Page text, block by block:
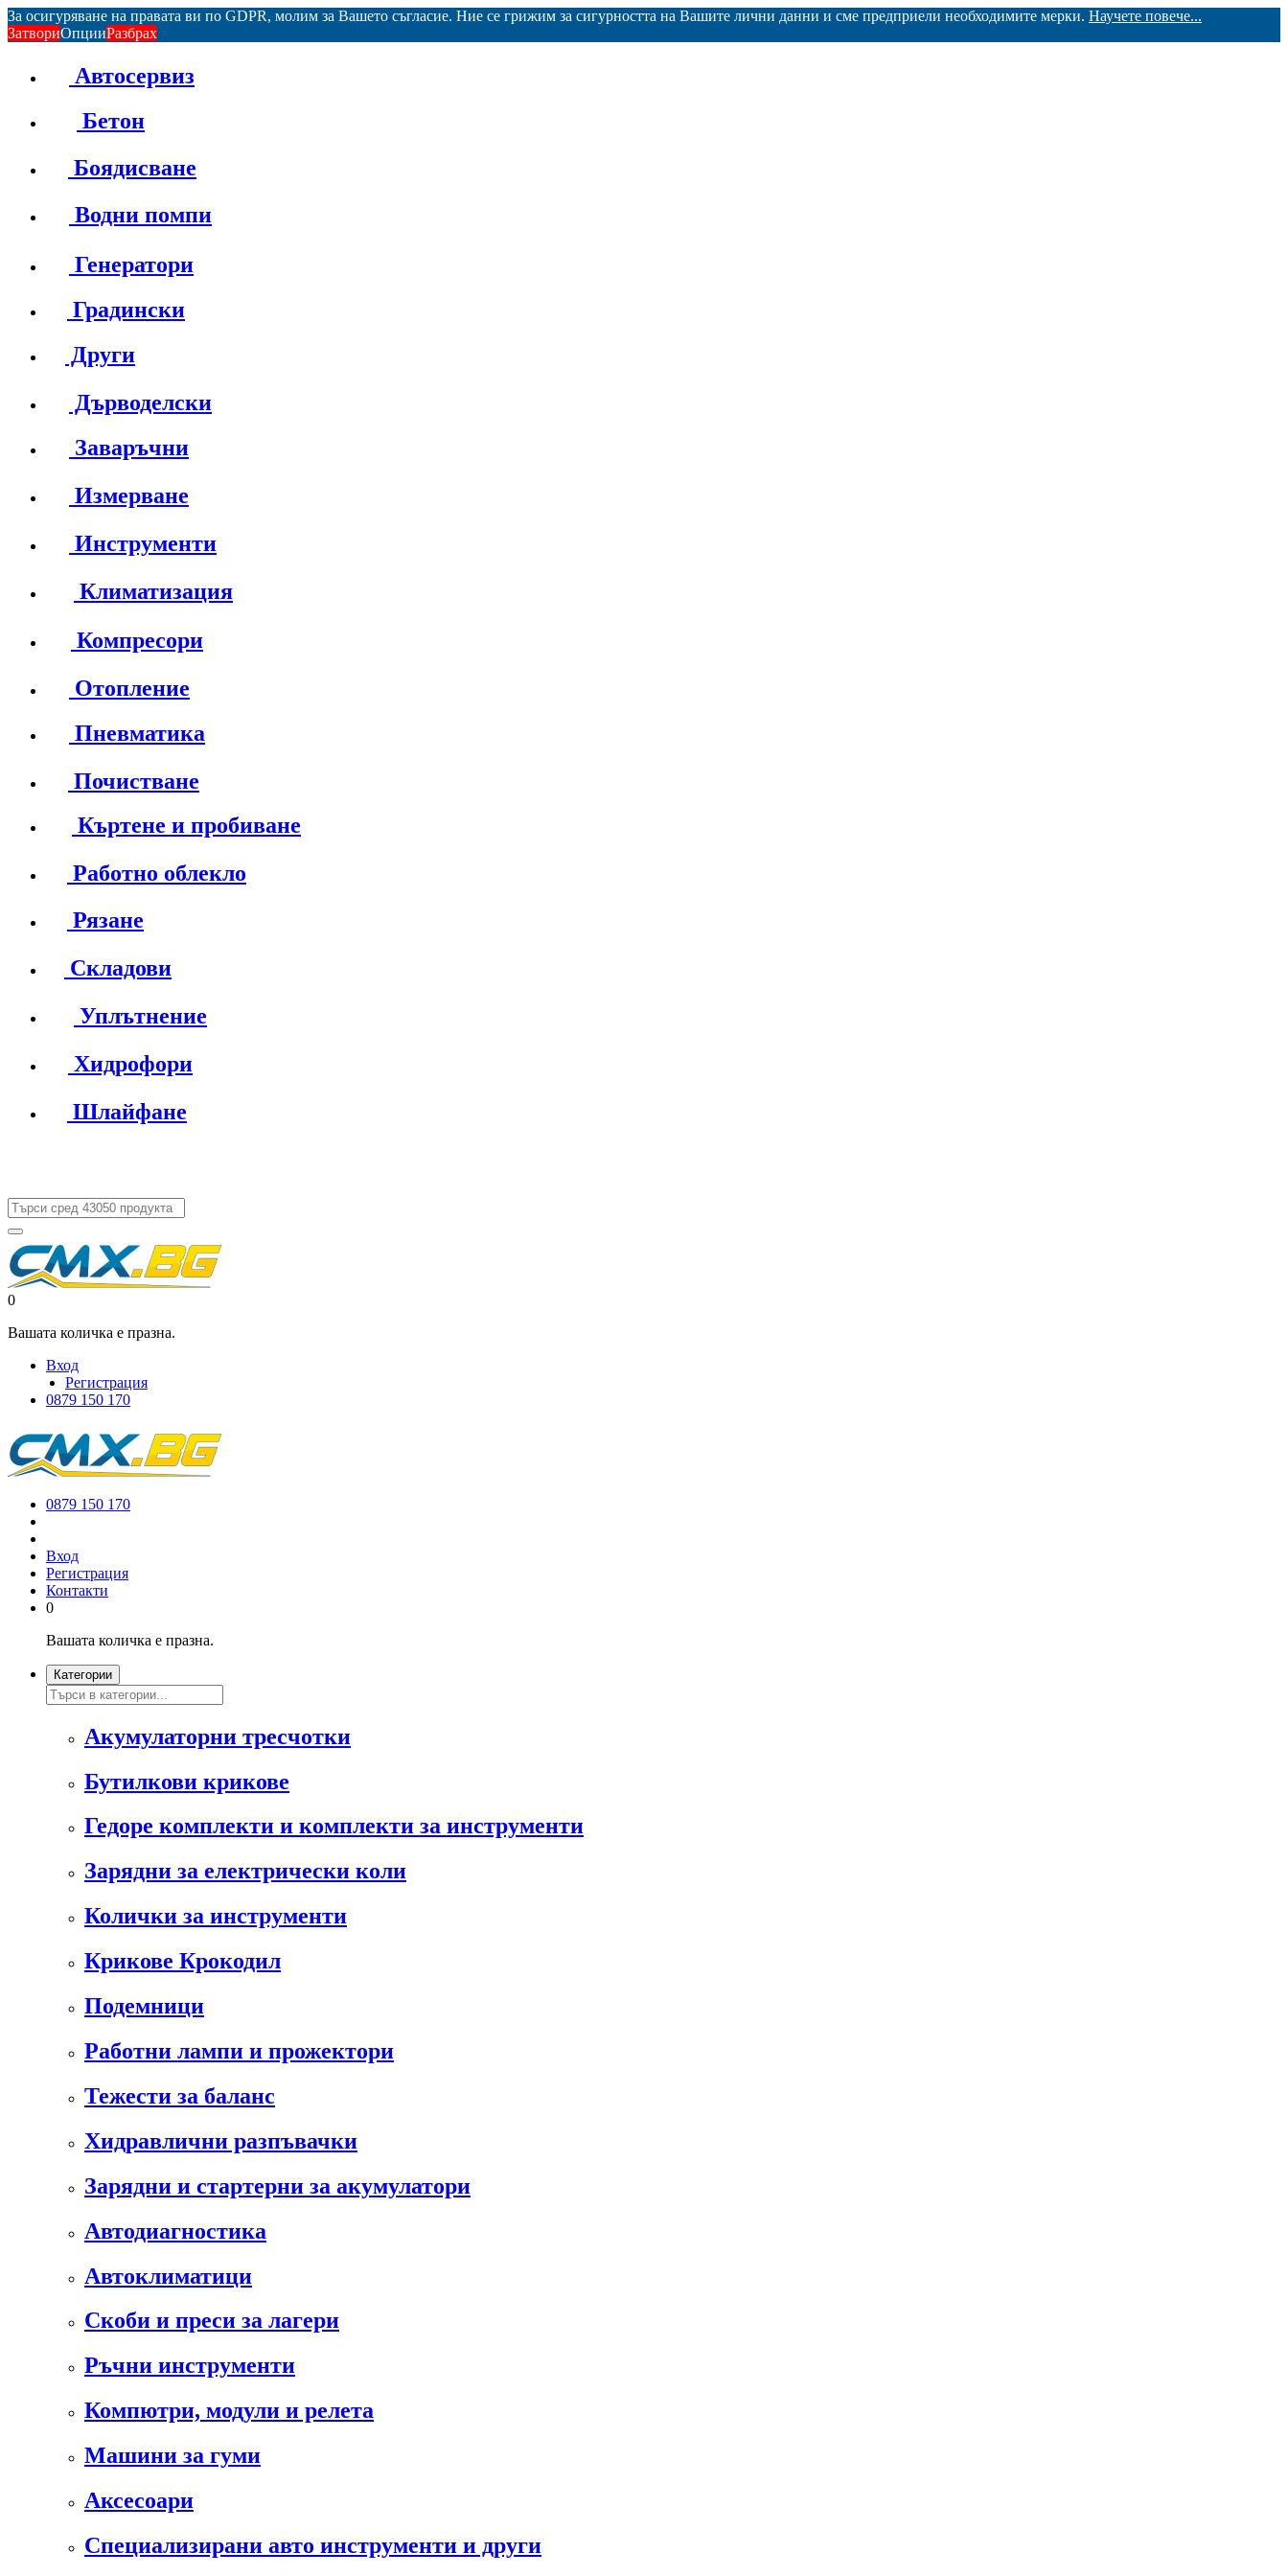
За осигуряване на правата ви по GDPR, молим за Вашето съгласие. Ние се грижим за сигурността на Вашите лични данни и сме предприели необходимите мерки. Научете повече...
ЗатвориОпцииРазбрах
Автосервиз
Бетон
Боядисване
Водни помпи
Генератори
Градински
Други
Дърводелски
Заваръчни
Измерване
Инструменти
Климатизация
Компресори
Отопление
Пневматика
Почистване
Къртене и пробиване
Работно облекло
Рязане
Складови
Уплътнение
Хидрофори
Шлайфане
0
Вашата количка е празна.
Вход
Регистрация
0879 150 170
0879 150 170
Вход
Регистрация
Контакти
0
Вашата количка е празна.
Категории
Акумулаторни тресчотки
Бутилкови крикове
Гедоре комплекти и комплекти за инструменти
Зарядни за електрически коли
Колички за инструменти
Крикове Крокодил
Подемници
Работни лампи и прожектори
Тежести за баланс
Хидравлични разпъвачки
Зарядни и стартерни за акумулатори
Автодиагностика
Автоклиматици
Скоби и преси за лагери
Ръчни инструменти
Компютри, модули и релета
Машини за гуми
Аксесоари
Специализирани авто инструменти и други